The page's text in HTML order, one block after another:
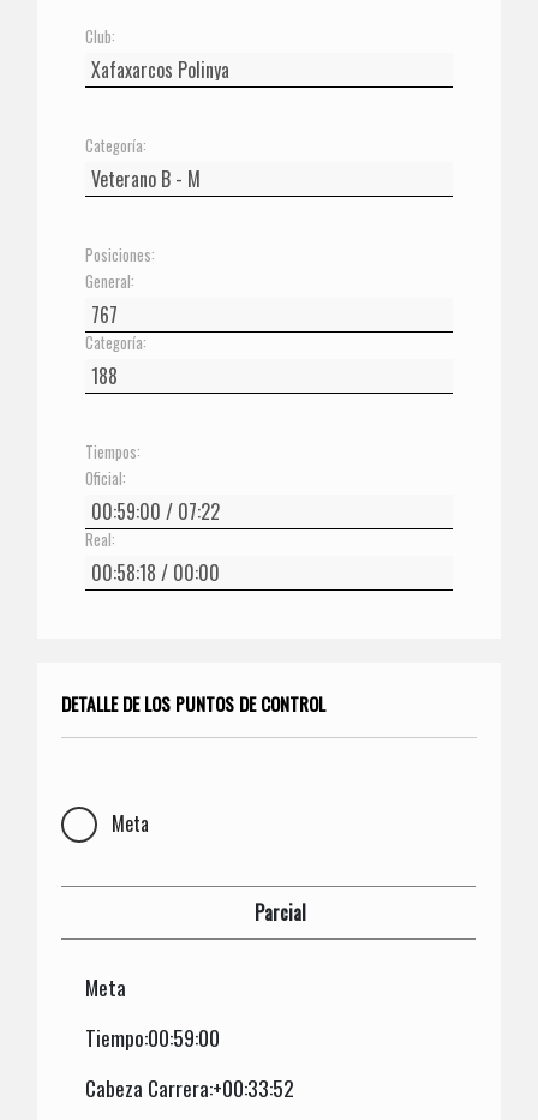
Club:
Categoría:
Posiciones:
General:
Categoría:
Tiempos:
Oficial:
Real:
DETALLE DE LOS PUNTOS DE CONTROL
Meta
Parcial
Meta
Tiempo:00:59:00
Cabeza Carrera:+00:33:52